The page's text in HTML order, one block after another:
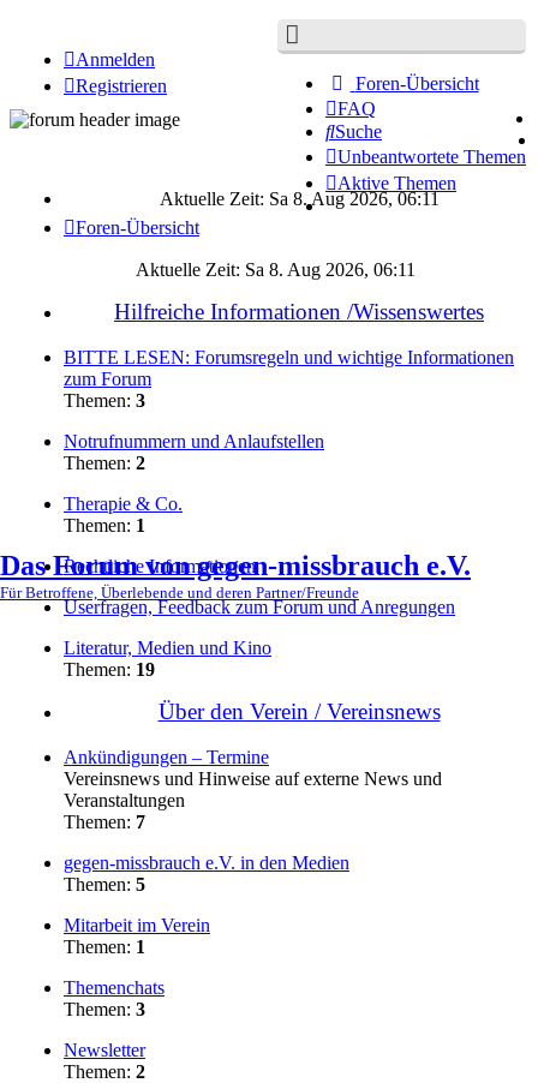
Foren-Übersicht
FAQ
Suche
Unbeantwortete Themen
Aktive Themen
Anmelden
Registrieren
Das Forum von gegen-missbrauch e.V.
Für Betroffene, Überlebende und deren Partner/Freunde
Aktuelle Zeit: Sa 8. Aug 2026, 06:11
Foren-Übersicht
Aktuelle Zeit: Sa 8. Aug 2026, 06:11
Hilfreiche Informationen /Wissenswertes
BITTE LESEN: Forumsregeln und wichtige Informationen
zum Forum
Themen: 3
Notrufnummern und Anlaufstellen
Themen: 2
Therapie & Co.
Themen: 1
Rechtliche Informationen
Userfragen, Feedback zum Forum und Anregungen
Literatur, Medien und Kino
Themen: 19
Über den Verein / Vereinsnews
Ankündigungen – Termine
Vereinsnews und Hinweise auf externe News und
Veranstaltungen
Themen: 7
gegen-missbrauch e.V. in den Medien
Themen: 5
Mitarbeit im Verein
Themen: 1
Themenchats
Themen: 3
Newsletter
Themen: 2